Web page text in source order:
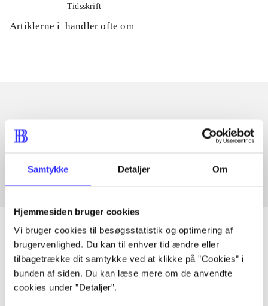
Samtykke Detaljer Om
Hjemmesiden bruger cookies
Vi bruger cookies til besøgsstatistik og optimering af
brugervenlighed. Du kan til enhver tid ændre eller
tilbagetrække dit samtykke ved at klikke på ”Cookies” i
bunden af siden. Du kan læse mere om de anvendte
cookies under ”Detaljer”.
Tidsskrift
Artiklerne i handler ofte om
Artikler med samme emner
Fra
Artikler
Alle registrerede artikler fordelt på udgivelser